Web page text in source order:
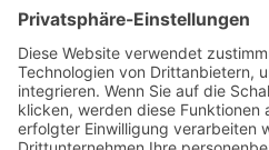
Großflächen
Konferenzräume
CoWorking Arbeitsplätze